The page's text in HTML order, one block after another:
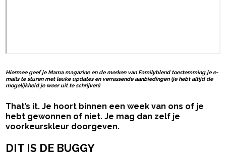
Hiermee geef je Mama magazine en de merken van Familyblend toestemming je e-
mails te sturen met leuke updates en verrassende aanbiedingen (je hebt altijd de
mogelijkheid je weer uit te schrijven)
That’s it. Je hoort binnen een week van ons of je
hebt gewonnen of niet. Je mag dan zelf je
voorkeurskleur doorgeven.
DIT IS DE BUGGY